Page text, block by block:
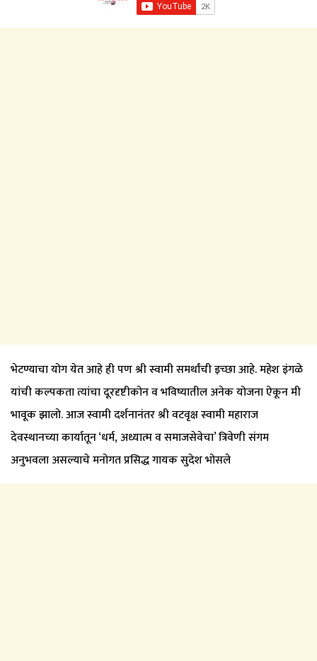
भेटण्याचा योग येत आहे ही पण श्री स्वामी समर्थांची इच्छा आहे. महेश इंगळे
यांची कल्पकता त्यांचा दूरदृष्टीकोन व भविष्यातील अनेक योजना ऐकून मी
भावूक झालो. आज स्वामी दर्शनानंतर श्री वटवृक्ष स्वामी महाराज
देवस्थानच्या कार्यातून ‘धर्म, अध्यात्म व समाजसेवेचा’ त्रिवेणी संगम
अनुभवला असल्याचे मनोगत प्रसिद्ध गायक सुदेश भोसले